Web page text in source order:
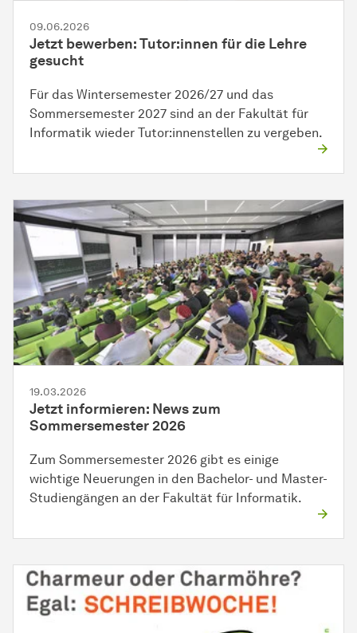
09.06.2026
Jetzt bewerben: Tutor:innen für die Lehre
gesucht
Für das Wintersemester 2026/27 und das
Sommersemester 2027 sind an der Fakultät für
Informatik wieder Tutor:innenstellen zu vergeben.
19.03.2026
Jetzt informieren: News zum
Sommersemester 2026
Zum Sommersemester 2026 gibt es einige
wichtige Neuerungen in den Bachelor- und Master-
Studiengängen an der Fakultät für Informatik.